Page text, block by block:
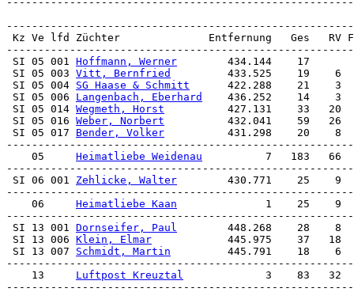
SI 05 001 Hoffmann, Werner
434.144    17
SI 05 003 Vitt, Bernfried
433.525    19
SI 05 004 SG Haase & Schmitt
422.288    21
SI 05 006 Langenbach, Eberhard
436.252    14
SI 05 014 Wegmeth, Horst
427.131    33
SI 05 016 Weber, Norbert
432.041    59
SI 05 017 Bender, Volker
431.298    20
    05
Heimatliebe Weidenau
7   183   66
SI 06 001 Zehlicke, Walter
430.771    25
    06
Heimatliebe Kaan
1    25    9
SI 13 001 Dornseifer, Paul
448.268    28
SI 13 006 Klein, Elmar
445.975    37
SI 13 007 Schmidt, Martin
445.791    18
    13
Luftpost Kreuztal
3    83   32